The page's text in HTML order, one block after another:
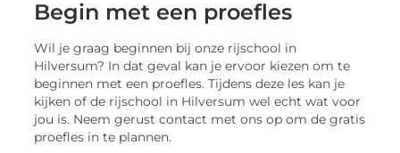
Begin met een proefles
Wil je graag beginnen bij onze rijschool in
Hilversum? In dat geval kan je ervoor kiezen om te
beginnen met een proefles. Tijdens deze les kan je
kijken of de rijschool in Hilversum wel echt wat voor
jou is. Neem gerust contact met ons op om de gratis
proefles in te plannen.